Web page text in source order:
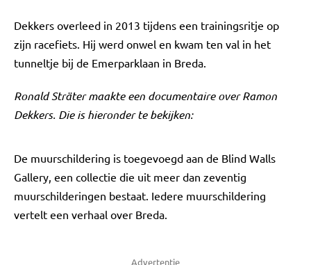
Dekkers overleed in 2013 tijdens een trainingsritje op
zijn racefiets. Hij werd onwel en kwam ten val in het
tunneltje bij de Emerparklaan in Breda.
Ronald Sträter maakte een documentaire over Ramon
Dekkers. Die is hieronder te bekijken:
De muurschildering is toegevoegd aan de Blind Walls
Gallery, een collectie die uit meer dan zeventig
muurschilderingen bestaat. Iedere muurschildering
vertelt een verhaal over Breda.
Advertentie